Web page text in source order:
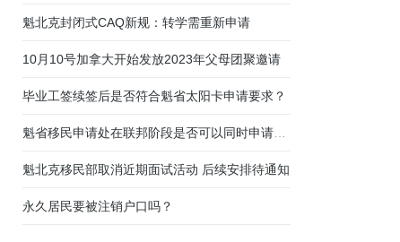
05 魁省PEQ及技术移民联邦阶段申请进度统计
06 PEQ魁北克经验类快速移民通道
07 更新3:近期部分魁北克PEQ移民申请人面试情况
08 UCI Number是什么？从哪里可以找到UCI？
09 关于魁北克技术职业培训（Training）的几点误区
10 答疑：CSQ后联邦阶段是否可以回国等待？